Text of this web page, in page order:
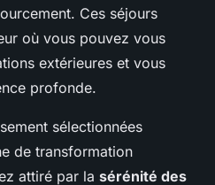
Ces séjours
où vous pouvez vous
extérieures et vous
profonde.
sélectionnées
de transformation
attiré par la sérénité des